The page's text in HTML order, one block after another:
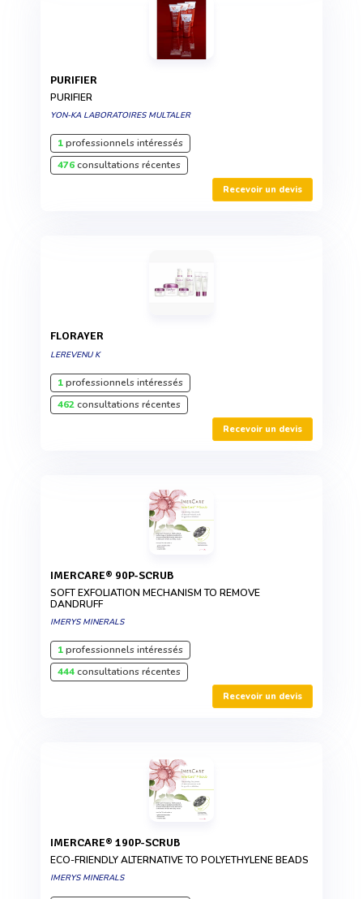
PURIFIER
PURIFIER
YON-KA LABORATOIRES MULTALER
1professionnels intéressés
476consultations récentes
Recevoir un devis
FLORAYER
LEREVENU K
1professionnels intéressés
462consultations récentes
Recevoir un devis
IMERCARE® 90P-SCRUB
SOFT EXFOLIATION MECHANISM TO REMOVE
DANDRUFF
IMERYS MINERALS
1professionnels intéressés
444consultations récentes
Recevoir un devis
IMERCARE® 190P-SCRUB
ECO-FRIENDLY ALTERNATIVE TO POLYETHYLENE BEADS
IMERYS MINERALS